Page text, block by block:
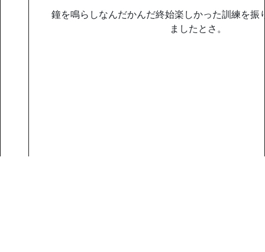
鐘を鳴らしなんだかんだ終始楽しかった訓練を振
ましたとさ。